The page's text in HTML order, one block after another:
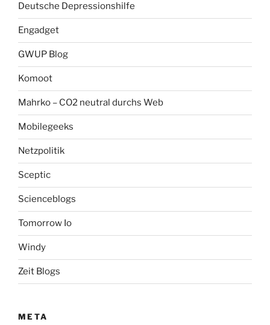
Deutsche Depressionshilfe
Engadget
GWUP Blog
Komoot
Mahrko – CO2 neutral durchs Web
Mobilegeeks
Netzpolitik
Sceptic
Scienceblogs
Tomorrow Io
Windy
Zeit Blogs
META